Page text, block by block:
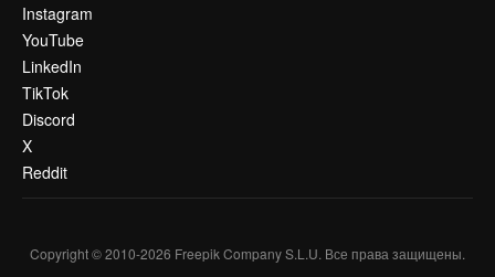
Instagram
YouTube
LinkedIn
TikTok
Discord
X
Reddit
Copyright © 2010-2026 Freepik Company S.L.U. Все права защищены.